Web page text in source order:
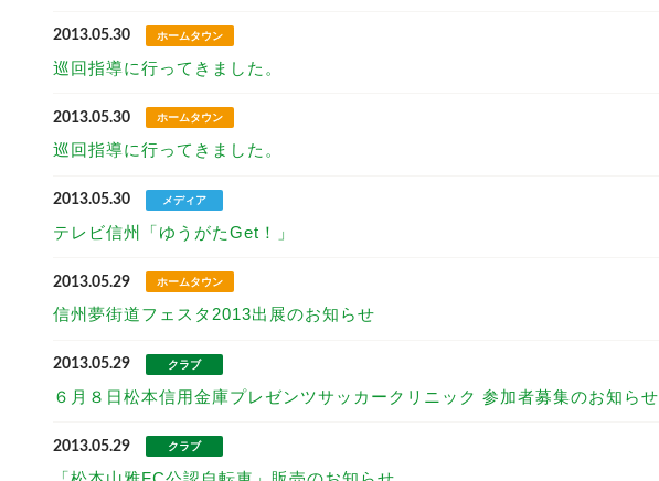
2013.05.30 ホームタウン
巡回指導に行ってきました。
2013.05.30 ホームタウン
巡回指導に行ってきました。
2013.05.30 メディア
テレビ信州「ゆうがたGet！」
2013.05.29 ホームタウン
信州夢街道フェスタ2013出展のお知らせ
2013.05.29 クラブ
６月８日松本信用金庫プレゼンツサッカークリニック 参加者募集のお知らせ
2013.05.29 クラブ